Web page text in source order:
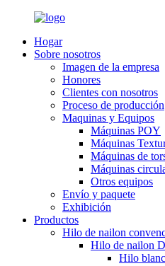
Hogar
Sobre nosotros
Imagen de la empresa
Honores
Clientes con nosotros
Proceso de producción
Maquinas y Equipos
Máquinas POY
Máquinas
Máquinas de
Máquinas
Otros equipos
Envío y paquete
Exhibición
Productos
Hilo de nailon
Hilo de nailon
Hilo